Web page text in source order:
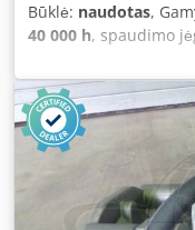
Būklė: naudotas,
40 000 h, spaudimo
1
sraigtinio konvejerio
FCA Pegnitz
Apmokėjimo sąlygos:
mašinos atsiėmimą,